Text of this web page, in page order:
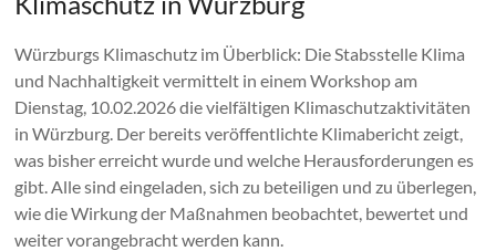
Würzburgs Klimaschutz im Überblick: Die Stabsstelle Klima
und Nachhaltigkeit vermittelt in einem Workshop am
Dienstag, 10.02.2026 die vielfältigen Klimaschutzaktivitäten
in Würzburg. Der bereits veröffentlichte Klimabericht zeigt,
was bisher erreicht wurde und welche Herausforderungen es
gibt. Alle sind eingeladen, sich zu beteiligen und zu überlegen,
wie die Wirkung der Maßnahmen beobachtet, bewertet und
weiter vorangebracht werden kann.